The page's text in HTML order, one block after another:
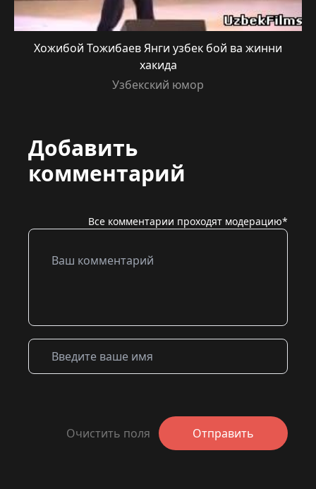
Хожибой Тожибаев Янги узбек бой ва жинни
хакида
Узбекский юмор
Добавить
комментарий
Все комментарии проходят модерацию*
Очистить поля Отправить